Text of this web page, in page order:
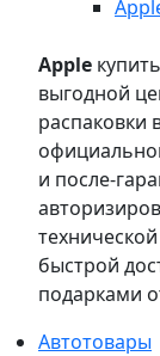
Apple
выгодной
распаковки
и после-
быстрой
подарками
Автотовары